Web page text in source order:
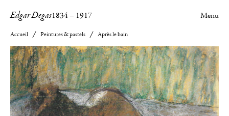
Edgar Degas1834– 1917 Menu
Accueil Peintures & pastels Après le bain